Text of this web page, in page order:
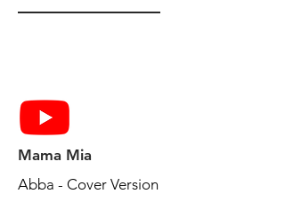
Mama Mia
Abba - Cover Version